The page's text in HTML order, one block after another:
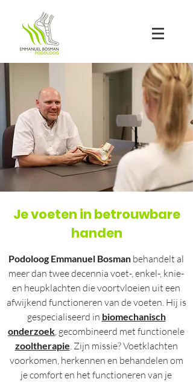
Je voeten in betrouwbare
handen
Podoloog Emmanuel Bosman behandelt al
meer dan twee decennia voet-, enkel-, knie-
en heupklachten die voortvloeien uit een
afwijkend functioneren van de voeten. Hij is
gespecialiseerd in biomechanisch
onderzoek, gecombineerd met functionele
zooltherapie. Zijn missie? Voetklachten
voorkomen, herkennen en behandelen om
je comfort en het functioneren van je